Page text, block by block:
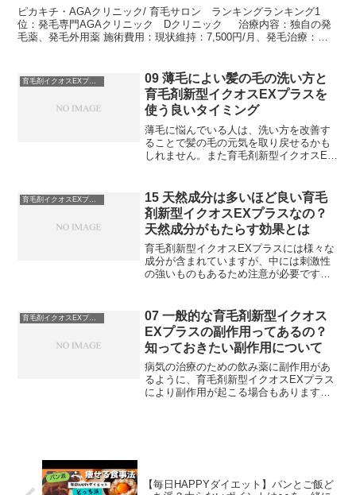
ピカキチ・AGAクリニック/ 育毛サロン ランキングランキング1
位：発毛専門AGAクリニック Dクリニック 治療内容：独自の発
毛薬、発毛外用薬 施術費用：現状維持：7,500円/月、発毛治療：
09 薄毛によい髪の毛の洗い方と
育毛剤新型イクオスEXプラスを
使う良いタイミング
薄毛に悩んでいる人は、洗い方を改善す
ることで髪の毛の元気を取り戻せるかも
しれません。また育毛剤新型イクオスEX
い可能性もあるでしょう。薄毛対策とな
る洗い方と育毛剤新型イクオスEXプラス
のタイ
15 天然成分は多いほど良い育毛
剤新型イクオスEXプラスなの？
天然成分がもたらす効果とは
育毛剤新型イクオスEXプラスには様々な
成分が含まれていますが、中には刺激性
の強いものもあるため注意が必要です。
もあります。しかし頭皮に優しい天然成
分の育毛剤新型イクオスEXプラス
育毛剤イクオスEXプラスの考察
07 一般的な育毛剤新型イクオス
EXプラスの副作用ってあるの？
知っておきたい副作用について
病気の治療のための飲み薬に副作用があ
るように、育毛剤新型イクオスEXプラス
により副作用が起こる場合もあります。
【毎日HAPPYダイエット】パンとご飯ど